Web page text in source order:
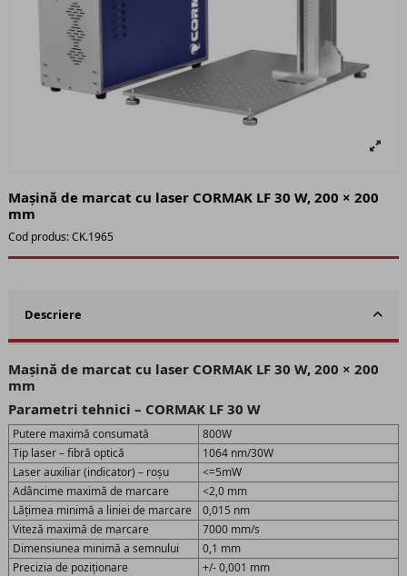
Mașină de marcat cu laser CORMAK LF 30 W, 200 × 200
mm
Cod produs:CK.1965
Descriere
Mașină de marcat cu laser CORMAK LF 30 W, 200 × 200
mm
Parametri tehnici – CORMAK LF 30 W
Putere maximă consumată
800W
Tip laser – fibră optică
1064 nm/30W
Laser auxiliar (indicator) – roșu
<=5mW
Adâncime maximă de marcare
<2,0 mm
Lățimea minimă a liniei de marcare
0,015 nm
Viteză maximă de marcare
7000 mm/s
Dimensiunea minimă a semnului
0,1 mm
Precizia de poziționare
+/- 0,001 mm